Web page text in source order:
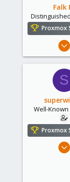
Falk
Proxmox
S
Well-
Proxmox